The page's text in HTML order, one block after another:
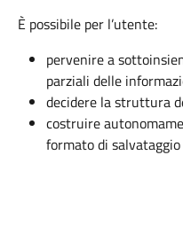
È possibile per l’utente:
pervenire a
parziali delle
decidere la struttura
costruire
formato di salvataggio